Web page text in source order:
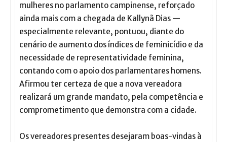
mulheres no parlamento campinense, reforçado
ainda mais com a chegada de Kallynã Dias —
especialmente relevante, pontuou, diante do
cenário de aumento dos índices de feminicídio e da
necessidade de representatividade feminina,
contando com o apoio dos parlamentares homens.
Afirmou ter certeza de que a nova vereadora
realizará um grande mandato, pela competência e
comprometimento que demonstra com a cidade.
Os vereadores presentes desejaram boas-vindas à